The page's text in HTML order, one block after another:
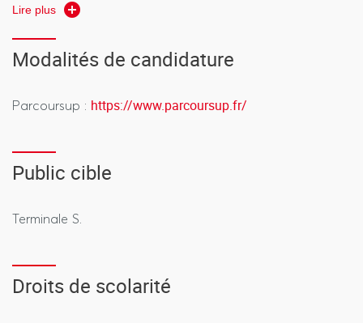
de candidater également à la licence SPI, qui constitue
un vœu distinct sur Parcoursup.
Lire plus
Modalités de candidature
Parcoursup : https://www.parcoursup.fr/
Public cible
Terminale S.
Droits de scolarité